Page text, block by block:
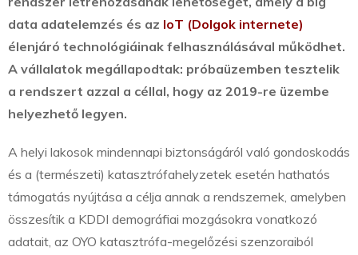
data adatelemzés és az IoT (Dolgok internete)
élenjáró technológiáinak felhasználásával működhet.
A vállalatok megállapodtak: próbaüzemben tesztelik
a rendszert azzal a céllal, hogy az 2019-re üzembe
helyezhető legyen.
A helyi lakosok mindennapi biztonságáról való gondoskodás
és a (természeti) katasztrófahelyzetek esetén hathatós
támogatás nyújtása a célja annak a rendszernek, amelyben
összesítik a KDDI demográfiai mozgásokra vonatkozó
adatait, az OYO katasztrófa-megelőzési szenzoraiból